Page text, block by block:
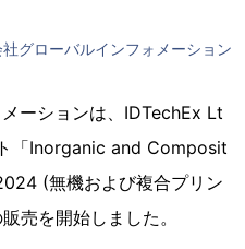
グローバルインフォメーション
ーションは、IDTechEx Lt
「Inorganic and Composit
(無機および複合プリン
売を開始しました。